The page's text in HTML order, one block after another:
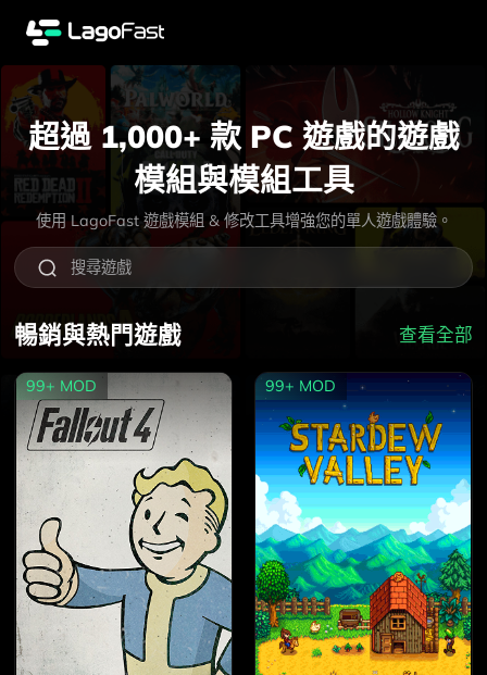
超過1,000+款 PC 遊戲的遊戲
模組與模組工具
使用 LagoFast 遊戲模組 & 修改工具增強您的單人遊戲體驗。
暢銷與熱門遊戲 查看全部
99+ MOD 99+ MOD